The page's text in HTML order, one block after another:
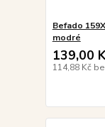
Befado
modré
139,00
114,88 Kč